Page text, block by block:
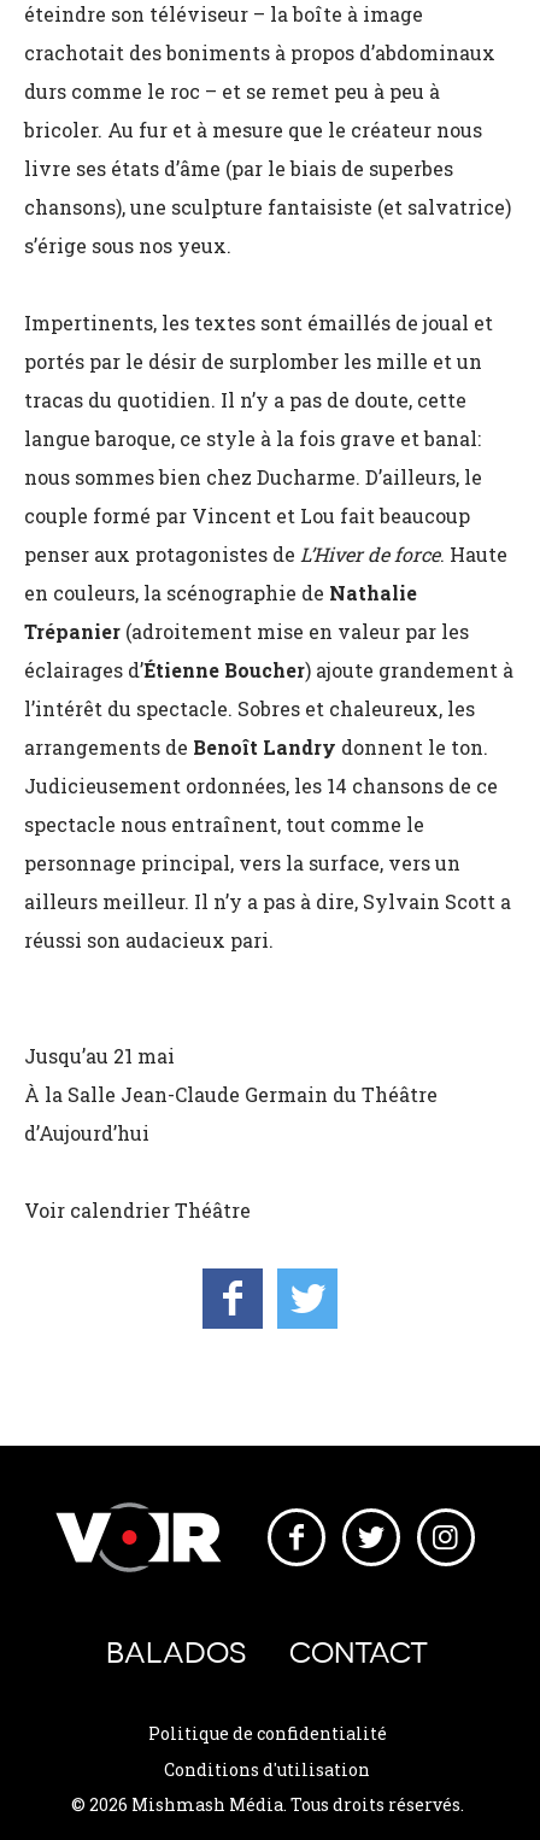
éteindre son téléviseur – la boîte à image
crachotait des boniments à propos d’abdominaux
durs comme le roc – et se remet peu à peu à
bricoler. Au fur et à mesure que le créateur nous
livre ses états d’âme (par le biais de superbes
chansons), une sculpture fantaisiste (et salvatrice)
s’érige sous nos yeux.
Impertinents, les textes sont émaillés de joual et
portés par le désir de surplomber les mille et un
tracas du quotidien. Il n’y a pas de doute, cette
langue baroque, ce style à la fois grave et banal:
nous sommes bien chez Ducharme. D’ailleurs, le
couple formé par Vincent et Lou fait beaucoup
penser aux protagonistes de L’Hiver de force. Haute
en couleurs, la scénographie de Nathalie
Trépanier (adroitement mise en valeur par les
éclairages d’Étienne Boucher) ajoute grandement à
l’intérêt du spectacle. Sobres et chaleureux, les
arrangements de Benoît Landry donnent le ton.
Judicieusement ordonnées, les 14 chansons de ce
spectacle nous entraînent, tout comme le
personnage principal, vers la surface, vers un
ailleurs meilleur. Il n’y a pas à dire, Sylvain Scott a
réussi son audacieux pari.
Jusqu’au 21 mai
À la Salle Jean-Claude Germain du Théâtre
d’Aujourd’hui
Voir calendrier Théâtre
BALADOS CONTACT
Politique de confidentialité
Conditions d'utilisation
© 2026 Mishmash Média. Tous droits réservés.